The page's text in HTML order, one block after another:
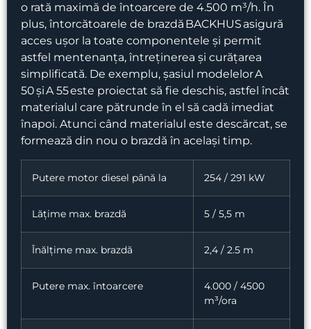
o rată maximă de întoarcere de 4.500 m³/h. În
plus, întorcătoarele de brazdă BACKHUS asigură
acces ușor la toate componentele și permit
astfel mentenanța, întreținerea și curățarea
simplificată. De exemplu, șasiul modelelor A
50 și A 55 este proiectat să fie deschis, astfel încât
materialul care pătrunde în el să cadă imediat
înapoi. Atunci când materialul este descărcat, se
formează din nou o brazdă în același timp.
Putere motor diesel până la 254 / 291 kW
Lățime max. brazdă 5 / 5,5 m
Înălțime max. brazdă 2,4 / 2.5 m
Putere max. întoarcere
4.000 / 4500
m³/ora